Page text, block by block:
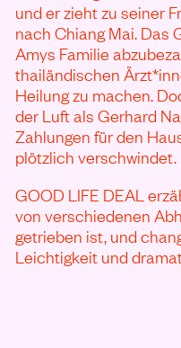
und er zieht zu seiner
nach Chiang Mai. Das
Amys Familie
thailändischen
Heilung zu machen.
der Luft als Gerhard
Zahlungen für den
plötzlich verschwindet.
GOOD LIFE DEAL
von verschiedenen
getrieben ist, und
Leichtigkeit und